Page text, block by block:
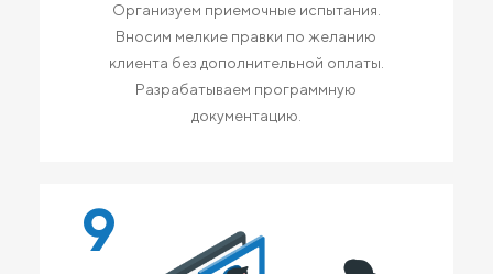
Организуем приемочные испытания.
Вносим мелкие правки по желанию
клиента без дополнительной оплаты.
Разрабатываем программную
документацию.
9